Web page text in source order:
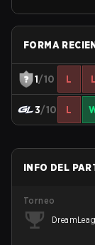
FORMA
1/10 L L
3/10 L
INFO DEL
Torneo